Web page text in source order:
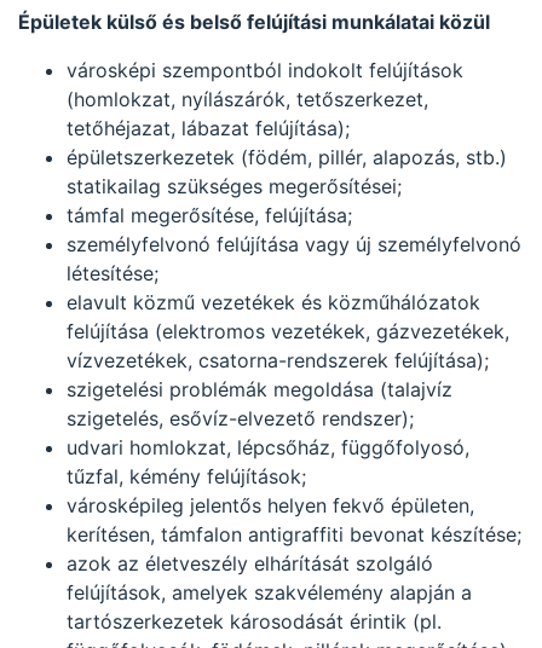
Épületek külső és belső felújítási munkálatai közül
városképi szempontból indokolt felújítások
(homlokzat, nyílászárók, tetőszerkezet,
tetőhéjazat, lábazat felújítása);
épületszerkezetek (födém, pillér, alapozás, stb.)
statikailag szükséges megerősítései;
támfal megerősítése, felújítása;
személyfelvonó felújítása vagy új személyfelvonó
létesítése;
elavult közmű vezetékek és közműhálózatok
felújítása (elektromos vezetékek, gázvezetékek,
vízvezetékek, csatorna-rendszerek felújítása);
szigetelési problémák megoldása (talajvíz
szigetelés, esővíz-elvezető rendszer);
udvari homlokzat, lépcsőház, függőfolyosó,
tűzfal, kémény felújítások;
városképileg jelentős helyen fekvő épületen,
kerítésen, támfalon antigraffiti bevonat készítése;
azok az életveszély elhárítását szolgáló
felújítások, amelyek szakvélemény alapján a
tartószerkezetek károsodását érintik (pl.